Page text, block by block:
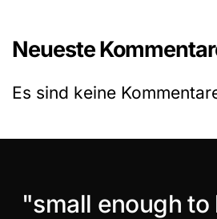
Neueste
Es sind keine
"small enough